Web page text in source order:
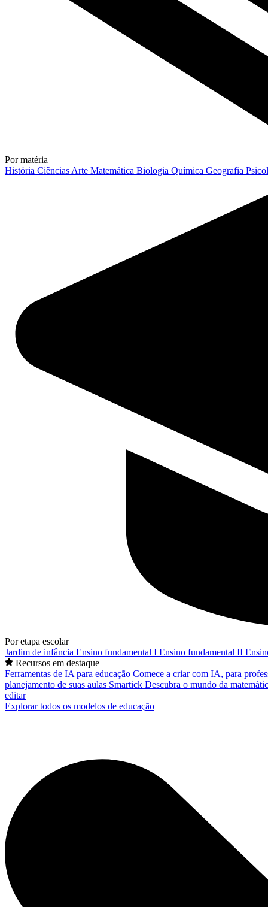
Por matéria
História Ciências Arte Matemática Biologia Química Geografia
Por etapa escolar
Jardim de infância Ensino fundamental I Ensino fundamental II
Recursos em destaque
Ferramentas de IA para educação Comece a criar com IA, para
planejamento de suas aulas Smartick Descubra o mundo da
editar
Explorar todos os modelos de educação